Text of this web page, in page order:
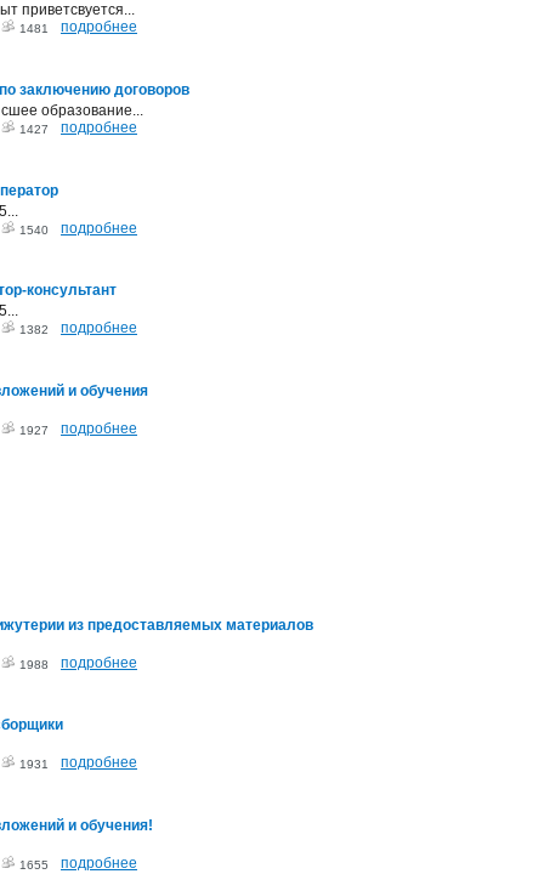
приветсвуется...
1481 подробнее
заключению договоров
образование...
1427 подробнее
1540 подробнее
консультант
1382 подробнее
и обучения
1927 подробнее
из предоставляемых материалов
1988 подробнее
1931 подробнее
и обучения!
1655 подробнее